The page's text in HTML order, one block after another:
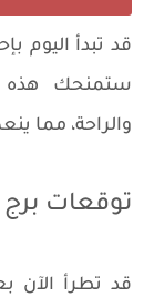
قد تبدأ اليوم
ستمنحك هذه
والراحة، مما
توقعات برج
قد تطرأ الآن